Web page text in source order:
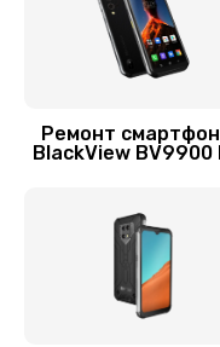
Замена USB-
Ремонт
BlackView BV9900